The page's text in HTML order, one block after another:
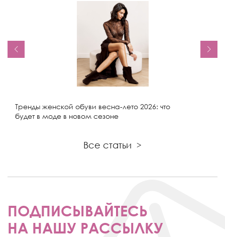
Тренды женской обуви весна-лето 2026: что
будет в моде в новом сезоне
Все статьи >
ПОДПИСЫВАЙТЕСЬ
НА НАШУ РАССЫЛКУ